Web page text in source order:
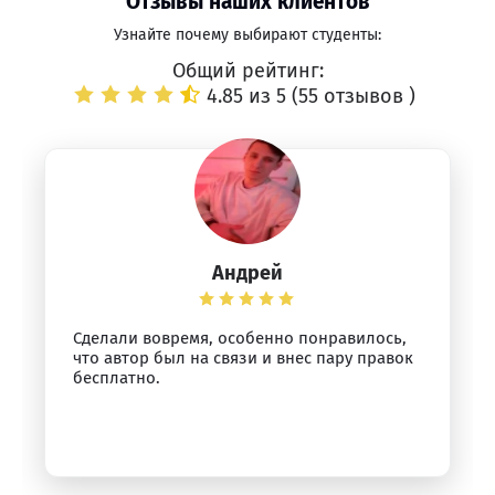
Узнайте почему выбирают студенты:
Общий рейтинг:
4.85 из 5 (55 отзывов )
Андрей
Сделали вовремя, особенно понравилось,
что автор был на связи и внес пару правок
бесплатно.